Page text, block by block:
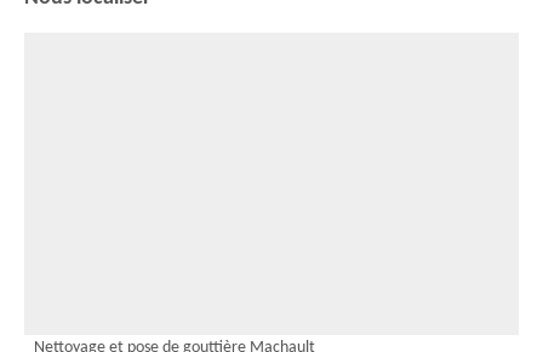
Nettoyage et pose de gouttière Machault